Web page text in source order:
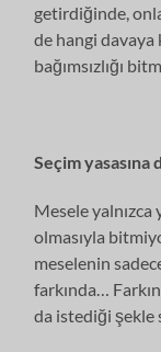
getirdiğinde,
de hangi davaya
bağımsızlığı
Seçim yasasına
Mesele yalnızca
olmasıyla
meselenin
farkında…
da istediği şekle